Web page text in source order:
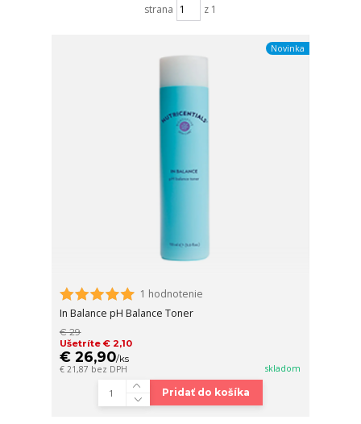
strana
z 1
Novinka
1 hodnotenie
In Balance pH Balance Toner
€ 29
Ušetríte € 2,10
€ 26,90/ks
€ 21,87 bez DPH skladom
Pridať do košíka